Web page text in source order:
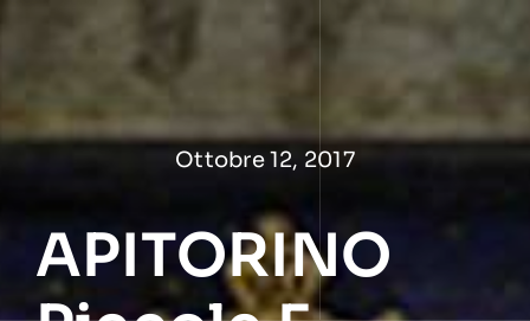
Ottobre 12, 2017
APITORINO